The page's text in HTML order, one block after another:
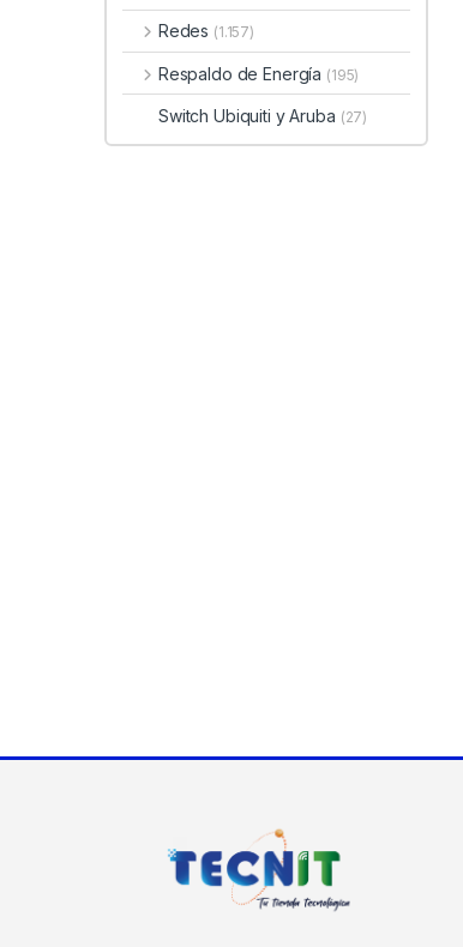
Redes (1.157)
Respaldo de Energía (195)
Switch Ubiquiti y Aruba (27)